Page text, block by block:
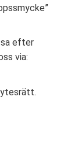
efter
via: